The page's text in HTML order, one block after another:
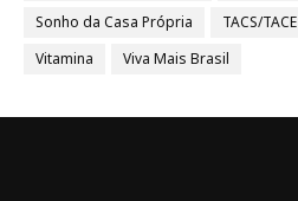
Sonho da Casa Própria
TACS/TACE
Vitamina
Viva Mais Brasil